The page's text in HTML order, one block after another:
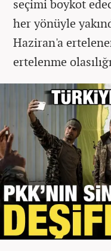
seçimi boykot
her yönüyle
Haziran'a
ertelenme